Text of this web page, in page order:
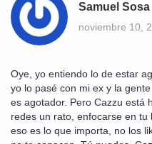
Samuel Sosa
noviembre 10,
Oye, yo entiendo lo de estar
yo lo pasé con mi ex y la
es agotador. Pero Cazzu está
redes un rato, enfocarse en tu
eso es lo que importa, no los